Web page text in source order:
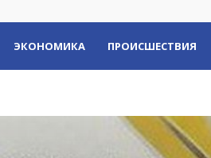
ЭКОНОМИКА ПРОИСШЕСТВИЯ